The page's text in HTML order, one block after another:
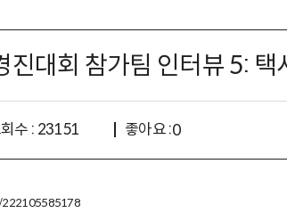
진대회 참가팀 인터뷰 5:
수 : 23151 좋아요 :0
222105585178